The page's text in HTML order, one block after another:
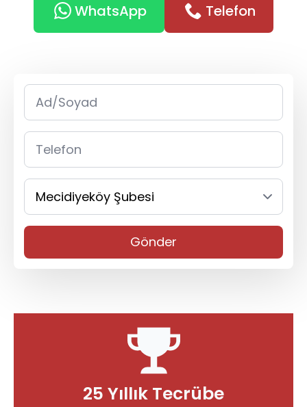
WhatsApp Telefon
Gönder
25 Yıllık Tecrübe